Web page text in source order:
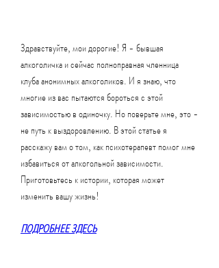
Здравствуйте, мои дорогие! Я - бывшая
алкоголичка и сейчас полноправная членница
клуба анонимных алкоголиков. И я знаю, что
многие из вас пытаются бороться с этой
зависимостью в одиночку. Но поверьте мне, это -
не путь к выздоровлению. В этой статье я
расскажу вам о том, как психотерапевт помог мне
избавиться от алкогольной зависимости.
Приготовьтесь к истории, которая может
изменить вашу жизнь!
ПОДРОБНЕЕ ЗДЕСЬ